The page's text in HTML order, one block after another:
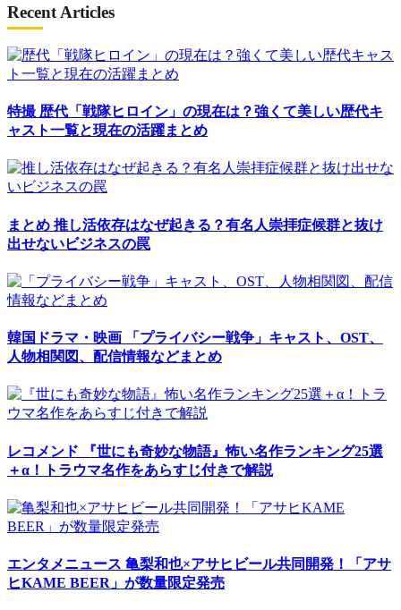
Recent Articles
特撮 歴代「戦隊ヒロイン」の現在は？強くて美しい歴代キ
ャスト一覧と現在の活躍まとめ
まとめ 推し活依存はなぜ起きる？有名人崇拝症候群と抜け
出せないビジネスの罠
韓国ドラマ・映画 「プライバシー戦争」キャスト、OST、
人物相関図、配信情報などまとめ
レコメンド 『世にも奇妙な物語』怖い名作ランキング25選
＋α！トラウマ名作をあらすじ付きで解説
エンタメニュース 亀梨和也×アサヒビール共同開発！「アサ
ヒKAME BEER」が数量限定発売